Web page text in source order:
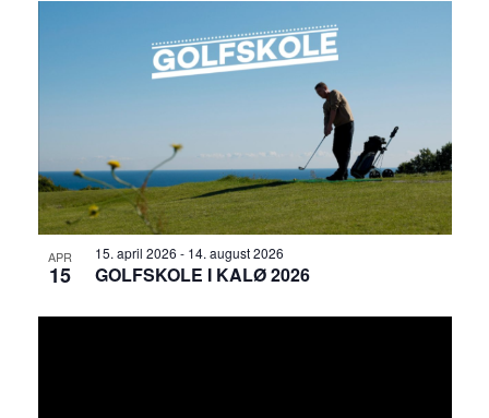
APR
15
15. april 2026 - 14. august 2026
GOLFSKOLE I KALØ 2026